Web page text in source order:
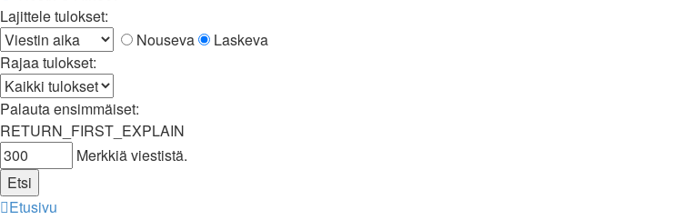
Lajittele tulokset:
Nouseva
Laskeva
Rajaa tulokset:
Palauta ensimmäiset:
RETURN_FIRST_EXPLAIN
Merkkiä viestistä.
Etusivu